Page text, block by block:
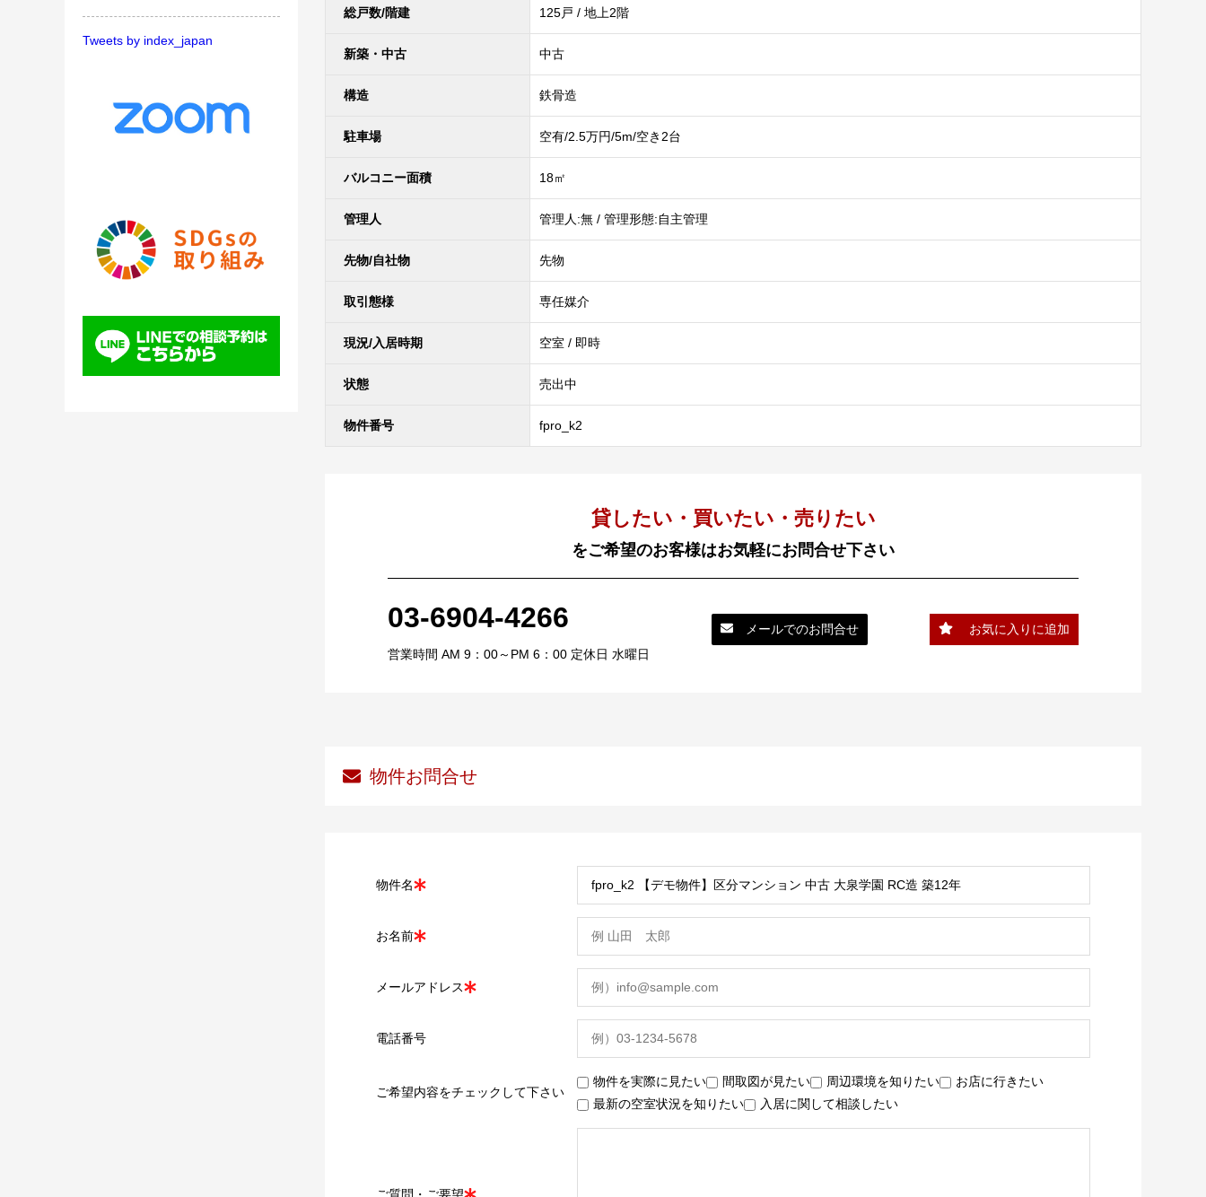
Tweets by index_japan
総戸数/階建 125戸 / 地上2階
新築・中古 中古
構造 鉄骨造
駐車場 空有/2.5万円/5m/空き2台
バルコニー面積 18㎡
管理人 管理人:無 / 管理形態:自主管理
先物/自社物 先物
取引態様 専任媒介
現況/入居時期 空室 / 即時
状態 売出中
物件番号 fpro_k2
貸したい・買いたい・売りたい
をご希望のお客様はお気軽にお問合せ下さい
03-6904-4266
営業時間 AM 9：00～PM 6：00 定休日 水曜日
メールでのお問合せ お気に入りに追加
物件お問合せ
物件名
お名前
メールアドレス
電話番号
ご希望内容をチェックして下さい
物件を実際に見たい 間取図が見たい 周辺環境を知りたい
お店に行きたい
最新の空室状況を知りたい
入居に関して相談したい